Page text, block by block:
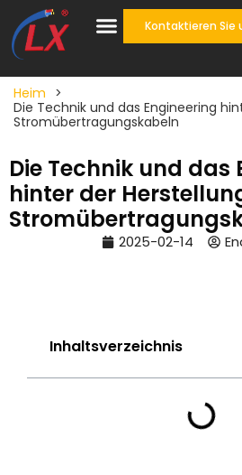
Kontaktieren Sie
Heim >
Die Technik und das Engineering
Stromübertragungskabeln
Die Technik und das
hinter der
2025-02-14
Inhaltsverzeichnis